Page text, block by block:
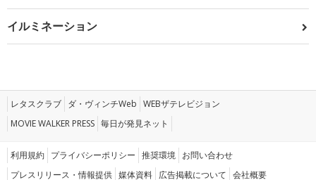
イルミネーション
レタスクラブ ダ・ヴィンチWeb WEBザテレビジョン
MOVIE WALKER PRESS 毎日が発見ネット
利用規約 プライバシーポリシー 推奨環境 お問い合わせ
プレスリリース・情報提供 媒体資料 広告掲載について 会社概要